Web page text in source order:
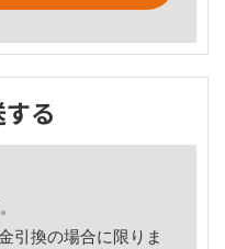
る
引換の場合に限りま